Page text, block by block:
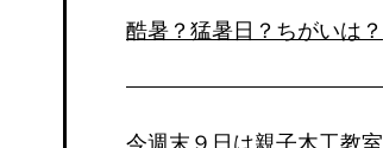
酷暑？猛暑日？ちがいは？
今週末９日は親子木工教室